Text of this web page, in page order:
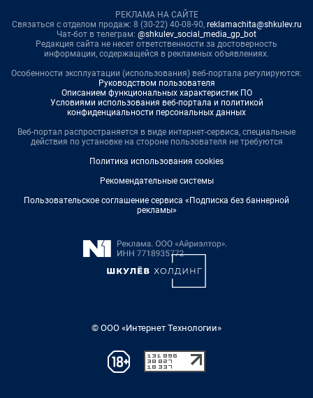
РЕКЛАМА НА САЙТЕ
Связаться с отделом продаж: 8 (30-22) 40-08-90, reklamachita@shkulev.ru
Чат-бот в телеграм: @shkulev_social_media_gp_bot
Редакция сайта не несет ответственности за достоверность
информации, содержащейся в рекламных объявлениях.
Особенности эксплуатации (использования) веб-портала регулируются:
Руководством пользователя
Описанием функциональных характеристик ПО
Условиями использования веб-портала и политикой
конфиденциальности персональных данных
Веб-портал распространяется в виде интернет-сервиса, специальные
действия по установке на стороне пользователя не требуются
Политика использования cookies
Рекомендательные системы
Пользовательское соглашение сервиса «Подписка без баннерной
рекламы»
© ООО «Интернет Технологии»